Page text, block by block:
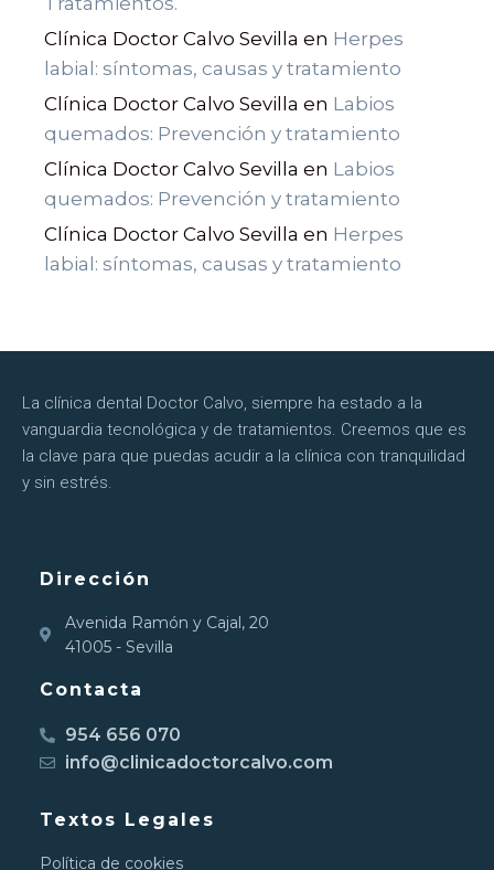
Clínica Doctor Calvo Sevilla en Herpes
labial: síntomas, causas y tratamiento
Clínica Doctor Calvo Sevilla en Labios
quemados: Prevención y tratamiento
Clínica Doctor Calvo Sevilla en Labios
quemados: Prevención y tratamiento
Clínica Doctor Calvo Sevilla en Herpes
labial: síntomas, causas y tratamiento
La clínica dental Doctor Calvo, siempre ha estado a la
vanguardia tecnológica y de tratamientos. Creemos que es
la clave para que puedas acudir a la clínica con tranquilidad
y sin estrés.
Dirección
Avenida Ramón y Cajal, 20
41005 - Sevilla
Contacta
954 656 070
info@clinicadoctorcalvo.com
Textos Legales
Política de cookies